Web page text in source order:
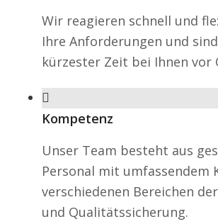
Wir reagieren schnell und
Ihre Anforderungen und
kürzester Zeit bei Ihnen vor
Kompetenz
Unser Team besteht aus
Personal mit umfassendem
verschiedenen Bereichen
und Qualitätssicherung.